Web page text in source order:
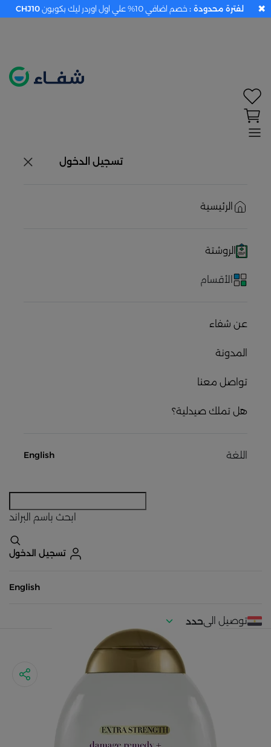
تسجيل الدخول
الرئيسية
الروشتة
الأقسام
عن شفاء
المدونة
تواصل معنا
هل تملك صيدلية؟
اللغة English
ابحث باسم البراند
تسجيل الدخول
English
توصيل الىحدد
لفترة محدودة : خصم اضافي 10% علي اول اوردر ليك بكوبون CHJ10 ✖